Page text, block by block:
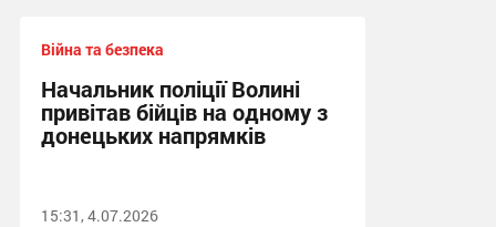
Війна та безпека
Начальник поліції Волині
привітав бійців на одному з
донецьких напрямків
15:31, 4.07.2026